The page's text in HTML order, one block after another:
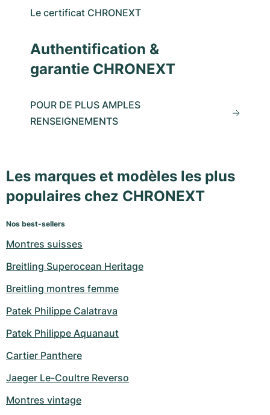
Le certificat CHRONEXT
Authentification &
garantie CHRONEXT
POUR DE PLUS AMPLES
RENSEIGNEMENTS
Les marques et modèles les plus
populaires chez CHRONEXT
Nos best-sellers
Montres suisses
Breitling Superocean Heritage
Breitling montres femme
Patek Philippe Calatrava
Patek Philippe Aquanaut
Cartier Panthere
Jaeger Le-Coultre Reverso
Montres vintage